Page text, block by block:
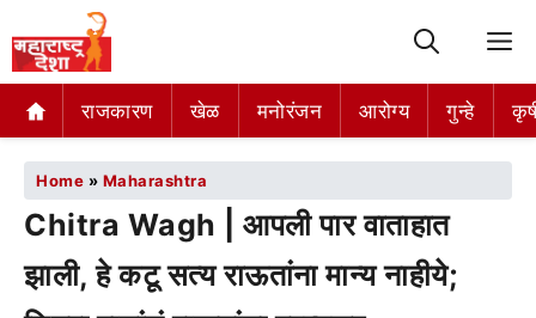
राजकारण खेळ मनोरंजन आरोग्य गुन्हे
Home » Maharashtra
Chitra Wagh | आपली पार वाताहात
झाली, हे कटू सत्य राऊतांना मान्य नाहीये;